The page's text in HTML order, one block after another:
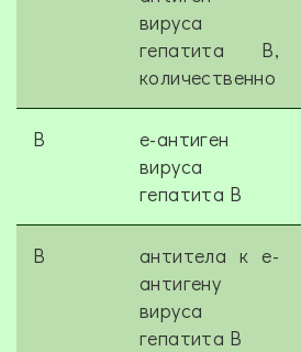
вируса
гепатита В,
количественно
B
е-антиген
вируса
гепатита В
B
антитела к е-
антигену
вируса
гепатита В